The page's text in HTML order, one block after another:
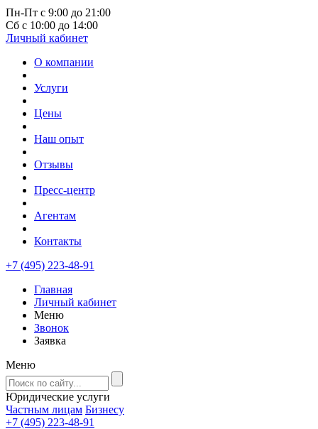
Пн-Пт с 9:00 до 21:00
Сб с 10:00 до 14:00
Личный кабинет
О компании
Услуги
Цены
Наш опыт
Отзывы
Пресс-центр
Агентам
Контакты
+7 (495) 223-48-91
Главная
Личный кабинет
Меню
Звонок
Заявка
Меню
Юридические услуги
Частным лицам Бизнесу
+7 (495) 223-48-91